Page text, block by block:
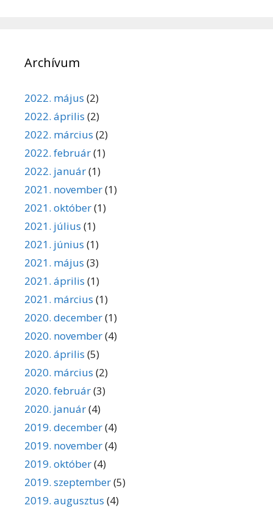
Archívum
2022. május (2)
2022. április (2)
2022. március (2)
2022. február(1)
2022. január(1)
2021. november(1)
2021. október(1)
2021. július (1)
2021. június (1)
2021. május (3)
2021. április (1)
2021. március (1)
2020. december(1)
2020. november(4)
2020. április (5)
2020. március (2)
2020. február(3)
2020. január(4)
2019. december(4)
2019. november(4)
2019. október(4)
2019. szeptember(5)
2019. augusztus (4)